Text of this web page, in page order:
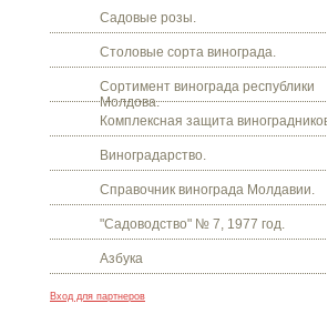
Садовые розы.
Столовые сорта винограда.
Сортимент винограда республики
Молдова.
Комплексная защита виноградников.
Виноградарство.
Справочник винограда Молдавии.
"Садоводство" № 7, 1977 год.
Азбука
Вход для партнеров